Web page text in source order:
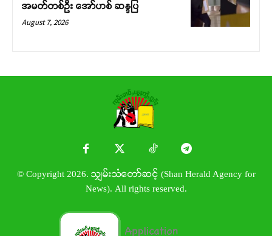
အမတ်တစ်ဦး အော်ဟစ် ဆန္ဒပြ
August 7, 2026
© Copyright 2026. သျှမ်းသံတော်ဆင့် (Shan Herald Agency for
News). All rights reserved.